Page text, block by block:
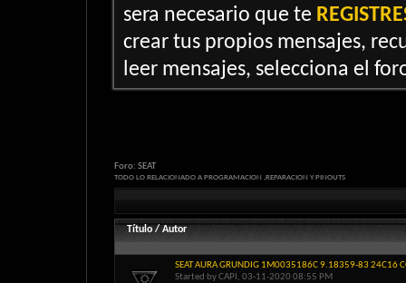
sera necesario que te
crear tus propios mensajes,
leer mensajes, selecciona el
Foro: SEAT
TODO LO RELACIONADO A PROGRAMACION ,REPARACION Y PINOUTS
Título / Autor
SEAT AURA GRUNDIG 1M0035186C 9.18359-83 24C16
Started byCAPI , 03-11-2020 08:55 PM